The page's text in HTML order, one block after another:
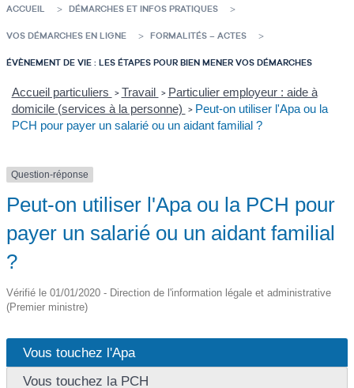
ACCUEIL DÉMARCHES ET INFOS PRATIQUES
VOS DÉMARCHES EN LIGNE FORMALITÉS – ACTES
ÉVÈNEMENT DE VIE : LES ÉTAPES POUR BIEN MENER VOS DÉMARCHES
Accueil particuliers > Travail > Particulier employeur : aide à
domicile (services à la personne) > Peut-on utiliser l'Apa ou la
PCH pour payer un salarié ou un aidant familial ?
Question-réponse
Peut-on utiliser l'Apa ou la PCH pour
payer un salarié ou un aidant familial
?
Vérifié le 01/01/2020 - Direction de l'information légale et administrative
(Premier ministre)
Vous touchez l'Apa
Vous touchez la PCH